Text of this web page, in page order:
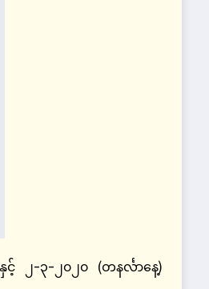
၂-၃-၂၀၂၀ (တနင်္လာနေ့)